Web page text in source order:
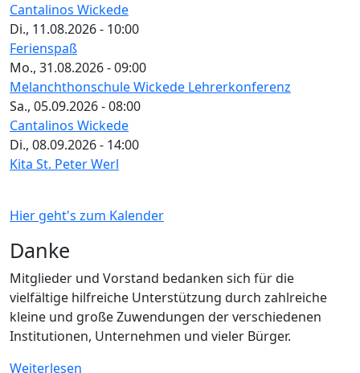
Cantalinos Wickede
Di., 11.08.2026 - 10:00
Ferienspaß
Mo., 31.08.2026 - 09:00
Melanchthonschule Wickede Lehrerkonferenz
Sa., 05.09.2026 - 08:00
Cantalinos Wickede
Di., 08.09.2026 - 14:00
Kita St. Peter Werl
Hier geht's zum Kalender
Danke
Mitglieder und Vorstand bedanken sich für die
vielfältige hilfreiche Unterstützung durch zahlreiche
kleine und große Zuwendungen der verschiedenen
Institutionen, Unternehmen und vieler Bürger.
Weiterlesen